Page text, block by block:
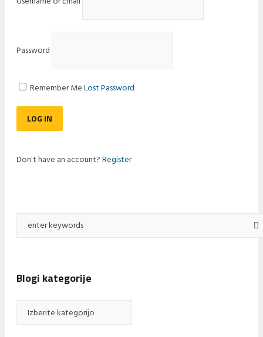
Password
Remember MeLost Password
Don't have an account?Register
Blogi kategorije
kategorije